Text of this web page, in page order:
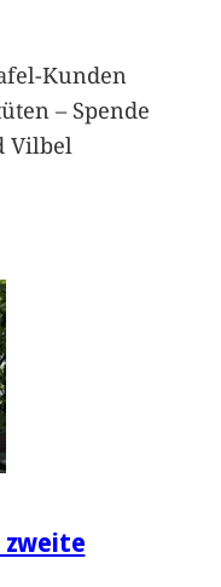
Kunden
– Spende
Vilbel